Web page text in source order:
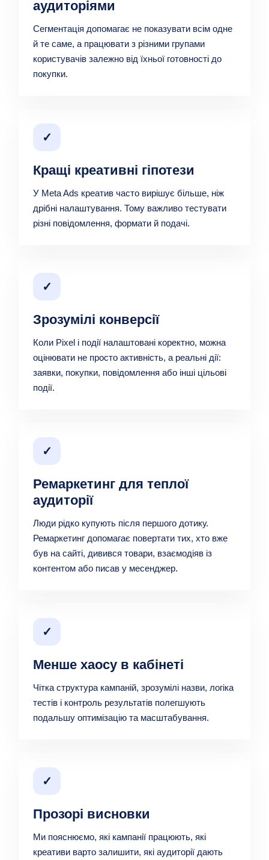
аудиторіями
Сегментація допомагає не показувати всім одне
й те саме, а працювати з різними групами
користувачів залежно від їхньої готовності до
покупки.
✓
Кращі креативні гіпотези
У Meta Ads креатив часто вирішує більше, ніж
дрібні налаштування. Тому важливо тестувати
різні повідомлення, формати й подачі.
✓
Зрозумілі конверсії
Коли Pixel і події налаштовані коректно, можна
оцінювати не просто активність, а реальні дії:
заявки, покупки, повідомлення або інші цільові
події.
✓
Ремаркетинг для теплої
аудиторії
Люди рідко купують після першого дотику.
Ремаркетинг допомагає повертати тих, хто вже
був на сайті, дивився товари, взаємодіяв із
контентом або писав у месенджер.
✓
Менше хаосу в кабінеті
Чітка структура кампаній, зрозумілі назви, логіка
тестів і контроль результатів полегшують
подальшу оптимізацію та масштабування.
✓
Прозорі висновки
Ми пояснюємо, які кампанії працюють, які
креативи варто залишити, які аудиторії дають